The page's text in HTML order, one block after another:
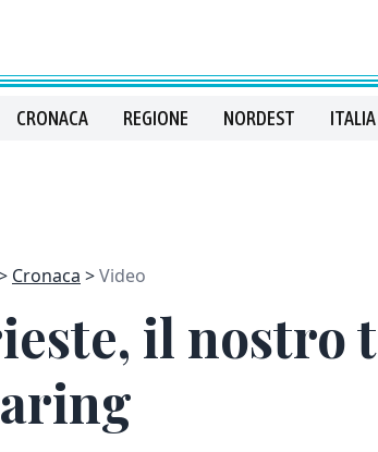
CRONACA REGIONE NORDEST ITALIA
Cronaca Video
il nostro